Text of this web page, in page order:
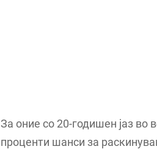
За оние со 20-годишен јаз во
проценти шанси за